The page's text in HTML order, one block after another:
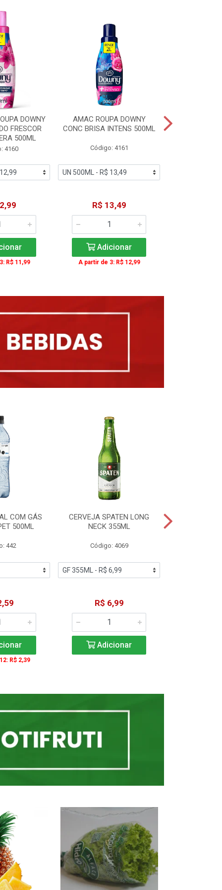
DOWNY
FRESCOR
500ML
4160
R$ 11,99
AMAC ROUPA DOWNY
CONC BRISA INTENS 500ML
Código: 4161
R$ 13,49
Adicionar
A partir de 3: R$ 12,99
COM GÁS
500ML
442
R$ 2,39
CERVEJA SPATEN LONG
NECK 355ML
Código: 4069
R$ 6,99
Adicionar